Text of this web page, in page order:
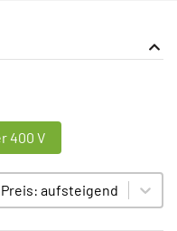
400 V
400 V
SORTIEREN
content